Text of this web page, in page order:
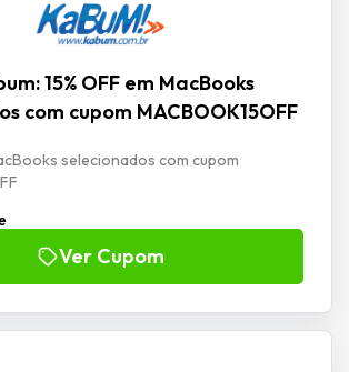
15% OFF em MacBooks
com cupom MACBOOK15OFF
selecionados com cupom
Ver Cupom